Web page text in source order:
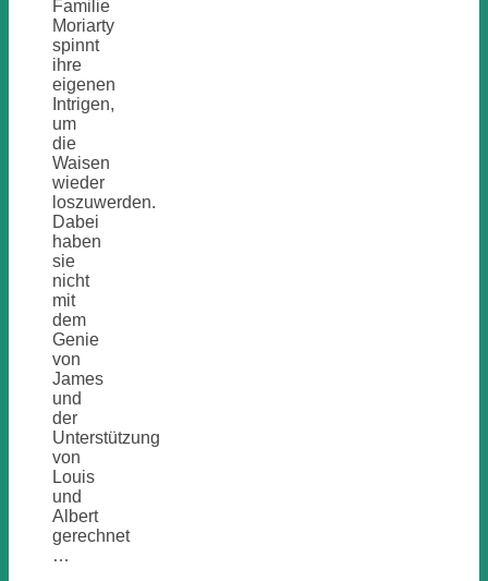
Familie
Moriarty
spinnt
ihre
eigenen
Intrigen,
um
die
Waisen
wieder
loszuwerden.
Dabei
haben
sie
nicht
mit
dem
Genie
von
James
und
der
Unterstützung
von
Louis
und
Albert
gerechnet
…